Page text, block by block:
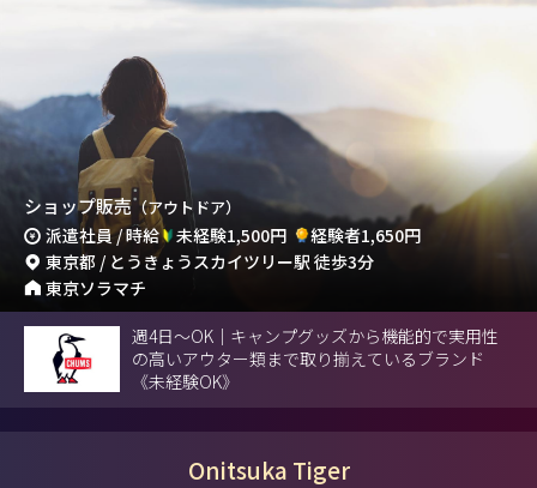
ショップ販売（アウトドア）
派遣社員 / 時給 未経験1,500円
経験者1,650円
東京都 / とうきょうスカイツリー駅 徒歩3分
東京ソラマチ
週4日～OK｜キャンプグッズから機能的で実用性
の高いアウター類まで取り揃えているブランド
《未経験OK》
Onitsuka Tiger